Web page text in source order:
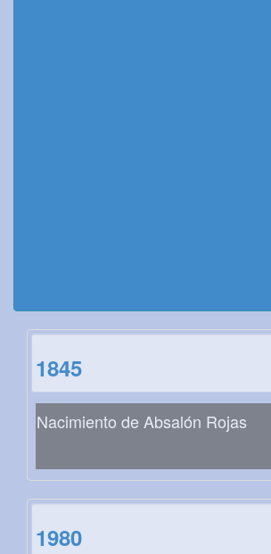
1845
Nacimiento de Absalón Rojas
1980